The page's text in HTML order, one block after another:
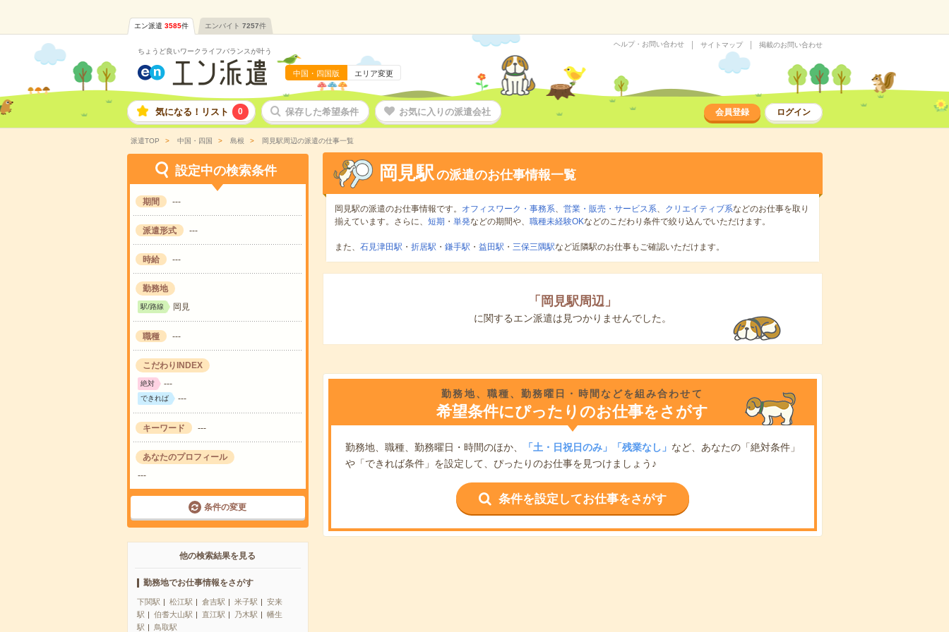
エン派遣 3585件 エンバイト 7257件
ちょうど良いワークライフバランスが叶う
中国・四国版 エリア変更
ヘルプ・お問い合わせ サイトマップ 掲載のお問い合わせ
気になる！リスト 0 保存した希望条件 お気に入りの派遣会社 会員登録 ログイン
派遣TOP 中国・四国 島根 岡見駅周辺の派遣の仕事一覧
設定中の検索条件
期間 ---
派遣形式 ---
時給 ---
勤務地
駅/路線 岡見
職種 ---
こだわりINDEX
絶対 ---
できれば ---
キーワード ---
あなたのプロフィール
---
条件の変更
他の検索結果を見る
勤務地でお仕事情報をさがす
下関駅 松江駅 倉吉駅 米子駅
安来
駅
伯耆大山駅 直江駅 乃木駅
幡生
駅
鳥取駅
岡見駅の派遣のお仕事情報一覧
岡見駅の派遣のお仕事情報です。 オフィスワーク・事務系、 営業・販売・サービス系、 クリエイティブ系などのお仕事を取り
揃えています。さらに、 短期 ・ 単発などの期間や、 職種未経験OKなどのこだわり条件で絞り込んでいただけます。
また、 石見津田駅 ・ 折居駅 ・ 鎌手駅 ・ 益田駅 ・ 三保三隅駅など近隣駅のお仕事もご確認いただけます。
「 岡見駅周辺」
に関するエン派遣は見つかりませんでした。
勤務地、職種、勤務曜日・時間などを組み合わせて
希望条件にぴったりのお仕事をさがす
勤務地、職種、勤務曜日・時間のほか、 「土・日祝日のみ」「残業なし」 など、あなたの「絶対条件」
や「できれば条件」を設定して、ぴったりのお仕事を見つけましょう♪
条件を設定してお仕事をさがす